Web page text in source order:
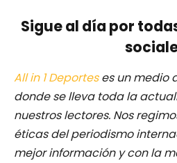
Sigue al día por
All in 1 Deporteses un medio
donde se lleva toda la
nuestros lectores. Nos
éticas del periodismo
mejor información y con la